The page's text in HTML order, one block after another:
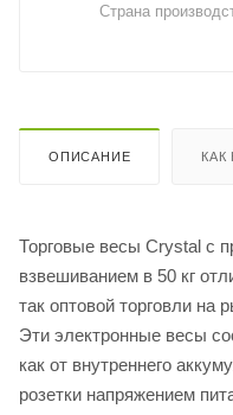
Страна
ОПИСАНИЕ КАК
Торговые весы Crystal с
взвешиванием в 50 кг
так оптовой торговли на
Эти электронные весы
как от внутреннего
розетки напряжением